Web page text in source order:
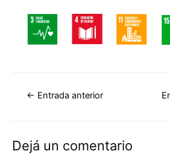
← Entrada anterior
Dejá un comentario